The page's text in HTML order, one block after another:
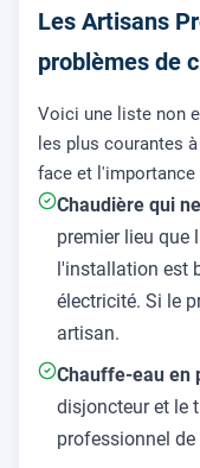
Les Artisans
problèmes de
Voici une liste non
les plus courantes
face et l'importance
Chaudière qui
premier lieu que
l'installation est
électricité. Si le
artisan.
Chauffe-eau en
disjoncteur et le
professionnel de